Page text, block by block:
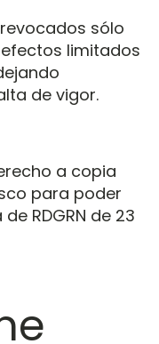
sólo
limitados
de vigor.
a copia
para poder
RDGRN de 23